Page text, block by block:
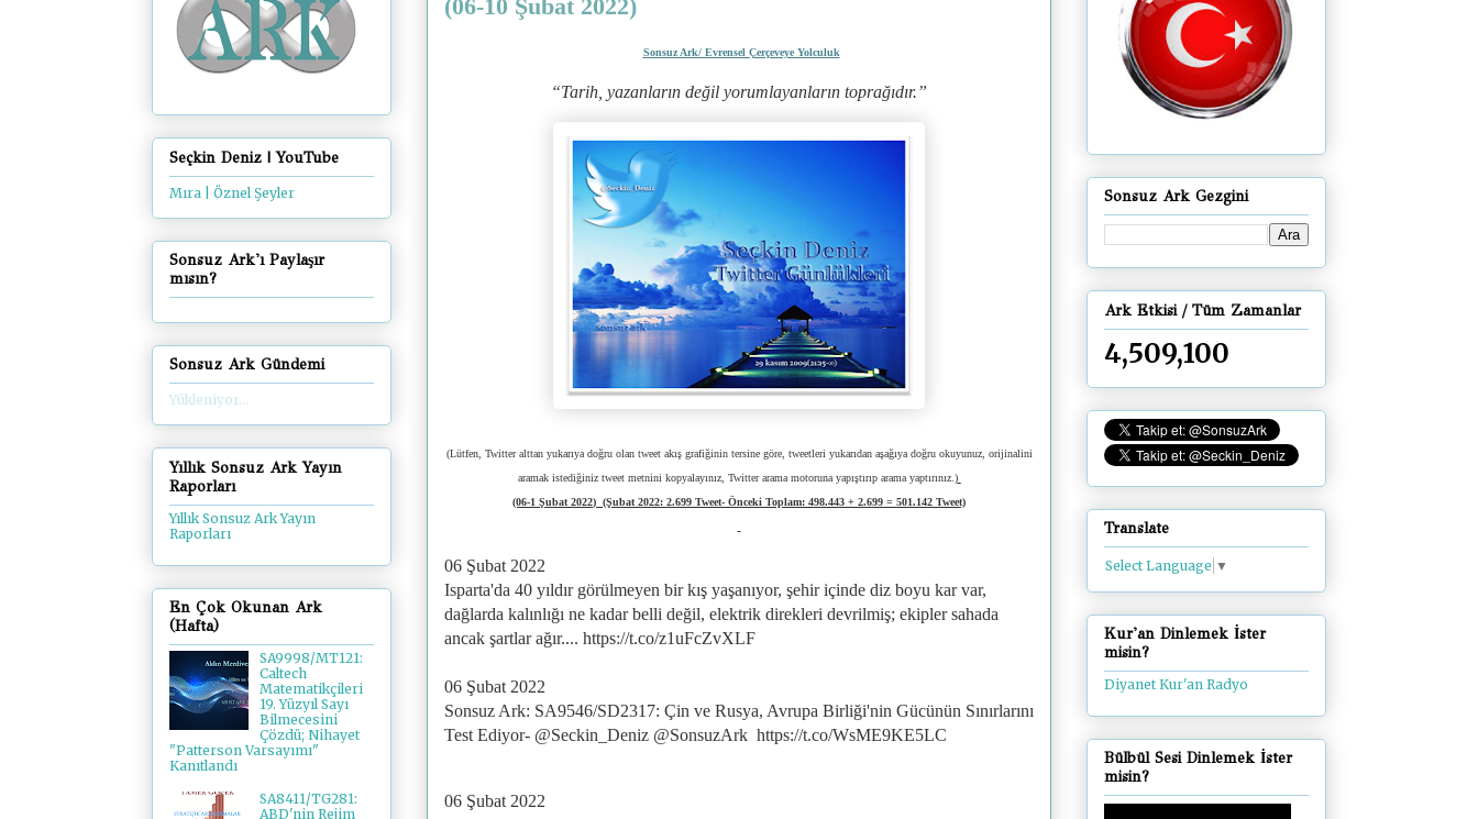
(06-10 Şubat 2022)
Sonsuz Ark/ Evrensel Çerçeveye Yolculuk
“Tarih, yazanların değil yorumlayanların toprağıdır.”
(Lütfen, Twitter alttan yukarıya doğru olan tweet akış grafiğinin tersine göre, tweetleri yukarıdan aşağıya doğru okuyunuz, orijinalini
aramak istediğiniz tweet metnini kopyalayınız, Twitter arama motoruna yapıştırıp arama yaptırınız.)
(06-1 Şubat 2022) (Şubat 2022: 2.699 Tweet- Önceki Toplam: 498.443 + 2.699 = 501.142 Tweet)
06 Şubat 2022
Isparta'da 40 yıldır görülmeyen bir kış yaşanıyor, şehir içinde diz boyu kar var,
dağlarda kalınlığı ne kadar belli değil, elektrik direkleri devrilmiş; ekipler sahada
ancak şartlar ağır.... https://t.co/z1uFcZvXLF
06 Şubat 2022
Sonsuz Ark: SA9546/SD2317: Çin ve Rusya, Avrupa Birliği'nin Gücünün Sınırlarını
Test Ediyor- @Seckin_Deniz @SonsuzArk https://t.co/WsME9KE5LC
06 Şubat 2022
Seçkin Deniz | YouTube
Mıra | Öznel Şeyler
Sonsuz Ark'ı Paylaşır
mısın?
Sonsuz Ark Gündemi
Yükleniyor...
Yıllık Sonsuz Ark Yayın
Raporları
Yıllık Sonsuz Ark Yayın
Raporları
En Çok Okunan Ark
(Hafta)
SA9998/MT121:
Caltech
Matematikçileri
19. Yüzyıl Sayı
Bilmecesini
Çözdü; Nihayet
"Patterson Varsayımı"
Kanıtlandı
SA8411/TG281:
ABD'nin Rejim
Sonsuz Ark Gezgini
Ark Etkisi / Tüm Zamanlar
4,509,100
Translate
Select Language ▼
Kur'an Dinlemek İster
misin?
Diyanet Kur'an Radyo
Bülbül Sesi Dinlemek İster
misin?